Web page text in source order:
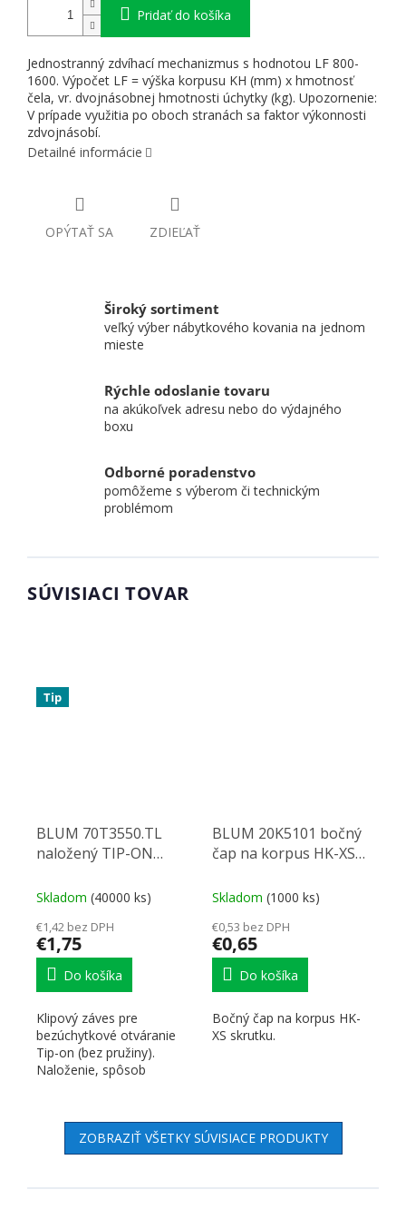
Pridať do košíka
Jednostranný zdvíhací mechanizmus s hodnotou LF 800-
1600. Výpočet LF = výška korpusu KH (mm) x hmotnosť
čela, vr. dvojnásobnej hmotnosti úchytky (kg). Upozornenie:
V prípade využitia po oboch stranách sa faktor výkonnosti
zdvojnásobí.
Detailné informácie
OPÝTAŤ SA ZDIEĽAŤ
Široký sortiment
veľký výber nábytkového kovania na jednom
mieste
Rýchle odoslanie tovaru
na akúkoľvek adresu nebo do výdajného
boxu
Odborné poradenstvo
pomôžeme s výberom či technickým
problémom
SÚVISIACI TOVAR
Tip
BLUM 70T3550.TL
naložený TIP-ON
Skladom (40000 ks)
€1,42 bez DPH
€1,75
Do košíka
Klipový záves pre
bezúchytkové otváranie
Tip-on (bez pružiny).
Naloženie, spôsob
BLUM 20K5101 bočný
čap na korpus HK-XS
Skladom (1000 ks)
€0,53 bez DPH
€0,65
Do košíka
Bočný čap na korpus HK-
XS skrutku.
ZOBRAZIŤ VŠETKY SÚVISIACE PRODUKTY